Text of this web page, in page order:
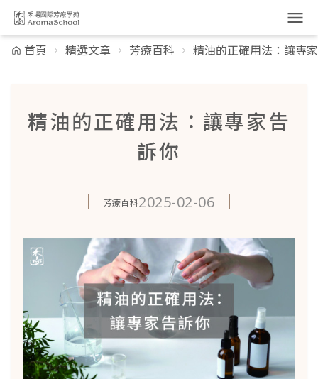
跳到主要內容
首頁 精選文章 芳療百科 精油的正確用法：讓專
精油的正確用法：讓專家告
訴你
芳療百科2025-02-06